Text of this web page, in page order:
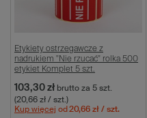
Etykiety ostrzegawcze z
nadrukiem "Nie rzucać" rolka 500
etykiet Komplet 5 szt.
103,30 zł brutto za 5 szt.
(20,66 zł / szt.)
Kup więcej od 20,66 zł / szt.